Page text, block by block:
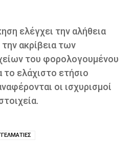
ελέγχει την αλήθεια
ακρίβεια των
του φορολογουμένου
το ελάχιστο ετήσιο
οι ισχυρισμοί